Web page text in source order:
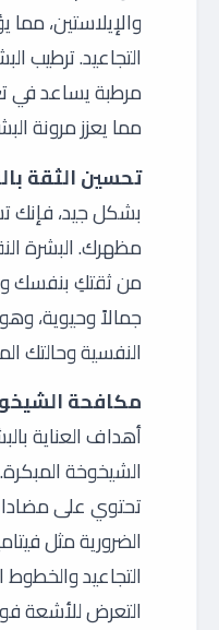
والإيلاستين،
التجاعيد. ترطيب
مرطبة يساعد في
مما يعزز مرونة
تحسين الثقة
بشكل جيد، فإنك
مظهرك. البشرة
من ثقتكِ بنفسك
جمالاً وحيوية،
النفسية وحالتك
مكافحة
أهداف العناية
الشيخوخة
تحتوي على
التجاعيد
التعرض للأشعة